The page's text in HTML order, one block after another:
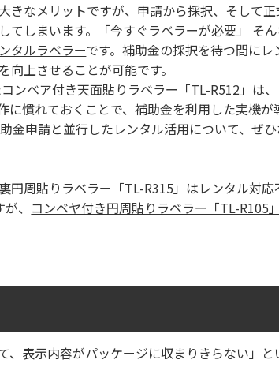
きなメリットですが、申請から採択、そして
てしまいます。「今すぐラベラーが必要」 そ
タルラベラーです。補助金の採択を待つ間に
向上させることが可能です。
ンベア付き天面貼りラベラー「TL-R512」は
に慣れておくことで、補助金を利用した実機
金申請と並行したレンタル活用について、ぜ
円周貼りラベラー「TL-R315」はレンタル対応
、 コンベヤ付き円周貼りラベラー「TL-R105」
、表示内容がパッケージに収まりきらない」